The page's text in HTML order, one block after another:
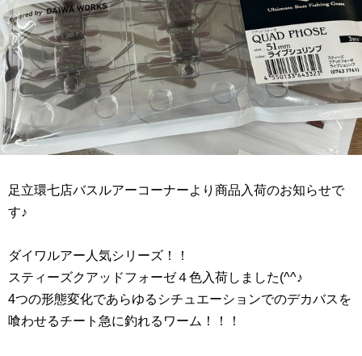
足立環七店バスルアーコーナーより商品入荷のお知らせで
す♪
ダイワルアー人気シリーズ！！
スティーズクアッドフォーゼ４色入荷しました(^^♪
4つの形態変化であらゆるシチュエーションでのデカバスを
喰わせるチート急に釣れるワーム！！！